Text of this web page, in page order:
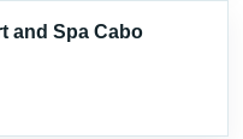
and Spa Cabo